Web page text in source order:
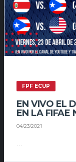
FPF ECUP
EN VIVO EL
EN LA FIFAE
04/23/2021